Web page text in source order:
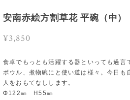
安南赤絵方割草花 平碗（中）
¥3,850
食卓でもっとも活躍する器といっても過言
ボウル、煮物碗にと使い道は様々。今日も
人をおもてなしします。
Φ122㎜ H55㎜